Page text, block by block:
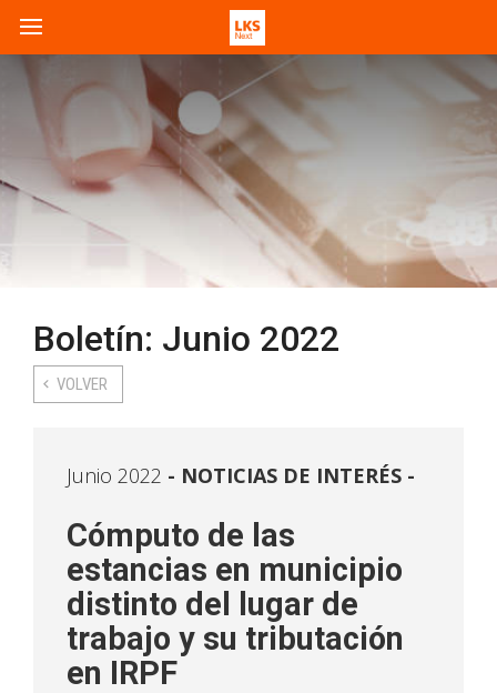
Boletín: Junio 2022
VOLVER
Junio 2022 NOTICIAS DE INTERÉS -
Cómputo de las
estancias en municipio
distinto del lugar de
trabajo y su tributación
en IRPF